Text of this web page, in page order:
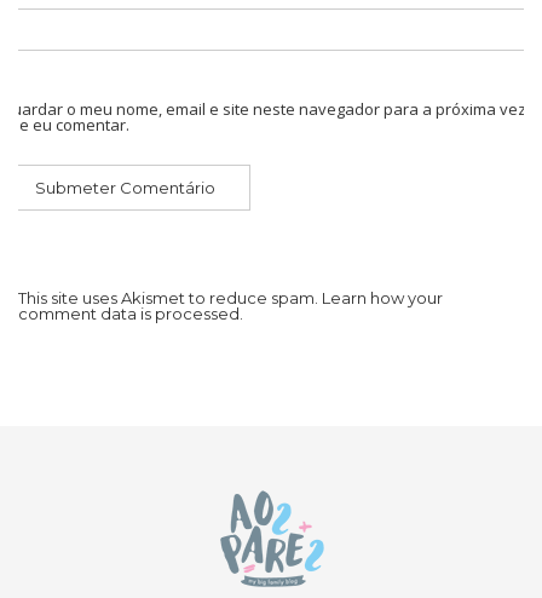
Guardar o meu nome, email e site neste navegador para a próxima vez
que eu comentar.
This site uses Akismet to reduce spam. Learn how your
comment data is processed.